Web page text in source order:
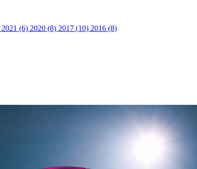
2021 (6) 2020 (8) 2017 (10) 2016 (8)